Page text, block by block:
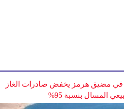
في مضيق هرمز يخفض صادرات الغاز
المسال بنسبة 95%